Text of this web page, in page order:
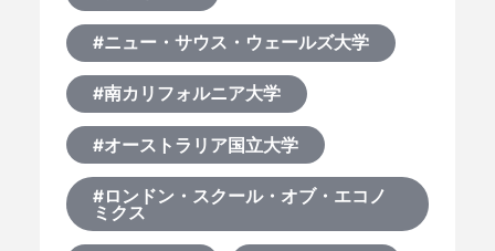
#ニュー・サウス・ウェールズ大学
#南カリフォルニア大学
#オーストラリア国立大学
#ロンドン・スクール・オブ・エコノ
ミクス